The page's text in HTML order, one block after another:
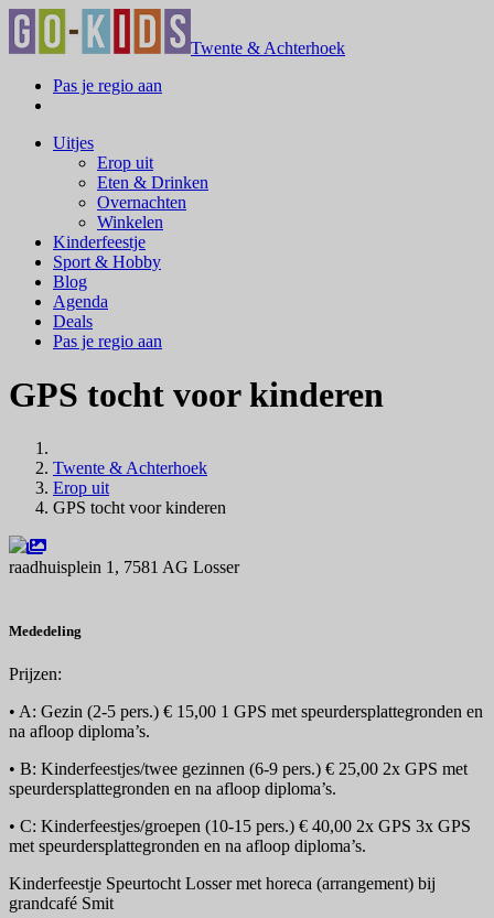
Twente & Achterhoek
Pas je regio aan
Uitjes
Erop uit
Eten & Drinken
Overnachten
Winkelen
Kinderfeestje
Sport & Hobby
Blog
Agenda
Deals
Pas je regio aan
GPS tocht voor kinderen
Twente & Achterhoek
Erop uit
GPS tocht voor kinderen
raadhuisplein 1, 7581 AG Losser
Mededeling
Prijzen:
• A: Gezin (2-5 pers.) € 15,00 1 GPS met speurdersplattegronden en
na afloop diploma’s.
• B: Kinderfeestjes/twee gezinnen (6-9 pers.) € 25,00 2x GPS met
speurdersplattegronden en na afloop diploma’s.
• C: Kinderfeestjes/groepen (10-15 pers.) € 40,00 2x GPS 3x GPS
met speurdersplattegronden en na afloop diploma’s.
Kinderfeestje Speurtocht Losser met horeca (arrangement) bij
grandcafé Smit